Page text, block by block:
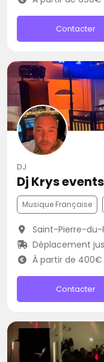
Contacter
DJ
Dj Krys events
Musique Française
Saint-Pierre-du-
Déplacement
À partir de 400€
Contacter